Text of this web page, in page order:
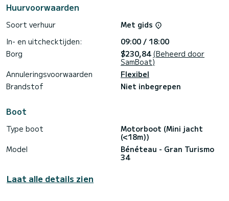
Huurvoorwaarden
Soort verhuur
Met gids
In- en uitchecktijden:
09:00 / 18:00
Borg
$230,84 (Beheerd door
SamBoat)
Annuleringsvoorwaarden
Flexibel
Brandstof
Niet inbegrepen
Boot
Type boot
Motorboot (Mini jacht
(<18m))
Model
Bénéteau - Gran Turismo
34
Laat alle details zien